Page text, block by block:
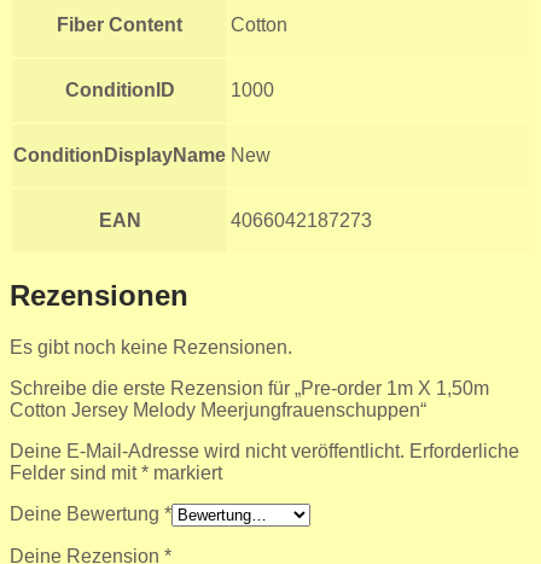
Fiber Content Cotton
ConditionID 1000
ConditionDisplayName New
EAN 4066042187273
Rezensionen
Es gibt noch keine Rezensionen.
Schreibe die erste Rezension für „Pre-order 1m X 1,50m
Cotton Jersey Melody Meerjungfrauenschuppen“
Deine E-Mail-Adresse wird nicht veröffentlicht. Erforderliche
Felder sind mit* markiert
Deine Bewertung *
Deine Rezension *